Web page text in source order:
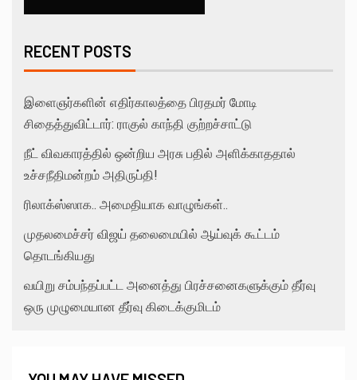
RECENT POSTS
இளைஞர்களின் எதிர்காலத்தை பிரதமர் மோடி
சிதைத்துவிட்டார்: ராகுல் காந்தி குற்றச்சாட்டு
நீட் விவகாரத்தில் ஒன்றிய அரசு பதில் அளிக்காததால்
உச்சநீதிமன்றம் அதிருப்தி!
ரிலாக்ஸ்ஸாக.. அமைதியாக வாழுங்கள்..
முதலமைச்சர் விஜய் தலைமையில் ஆய்வுக் கூட்டம்
தொடங்கியது
வயிறு சம்பந்தப்பட்ட அனைத்து பிரச்சனைகளுக்கும் தீர்வு
ஒரு முழுமையான தீர்வு கிடைக்குமிடம்